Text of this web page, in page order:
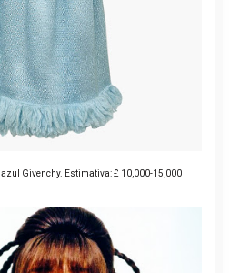
Givenchy. Estimativa: £ 10,000-15,000